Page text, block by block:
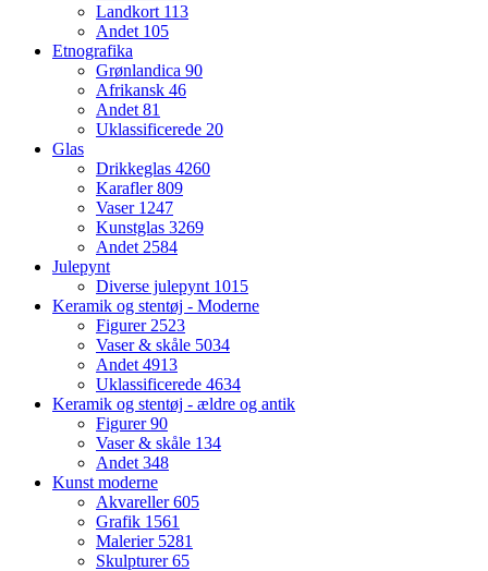
Landkort 113
Andet 105
Etnografika
Grønlandica 90
Afrikansk 46
Andet 81
Uklassificerede 20
Glas
Drikkeglas 4260
Karafler809
Vaser 1247
Kunstglas 3269
Andet 2584
Julepynt
Diverse julepynt 1015
Keramik og stentøj - Moderne
Figurer 2523
Vaser & skåle 5034
Andet 4913
Uklassificerede 4634
Keramik og stentøj - ældre og antik
Figurer90
Vaser & skåle 134
Andet 348
Kunst moderne
Akvareller605
Grafik 1561
Malerier 5281
Skulpturer65